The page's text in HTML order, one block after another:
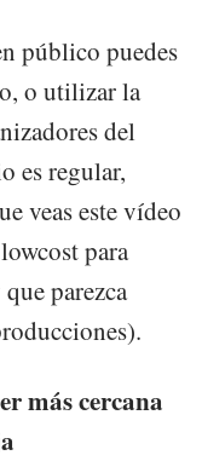
público puedes
o utilizar la
del
es regular,
veas este vídeo
para
parezca
más cercana